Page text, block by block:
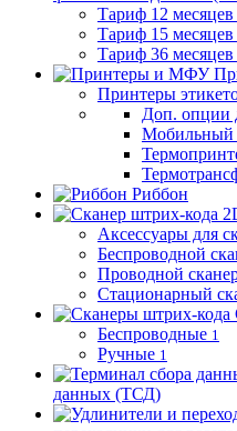
Тариф 12 месяцев
Тариф 15 месяцев
Тариф 36 месяцев
Принтеры
Доп. опции
Мобильный
Риббон
Аксессуары для
Беспроводной
Проводной
Стационарный
Беспроводные 1
Ручные 1
данных (ТСД)